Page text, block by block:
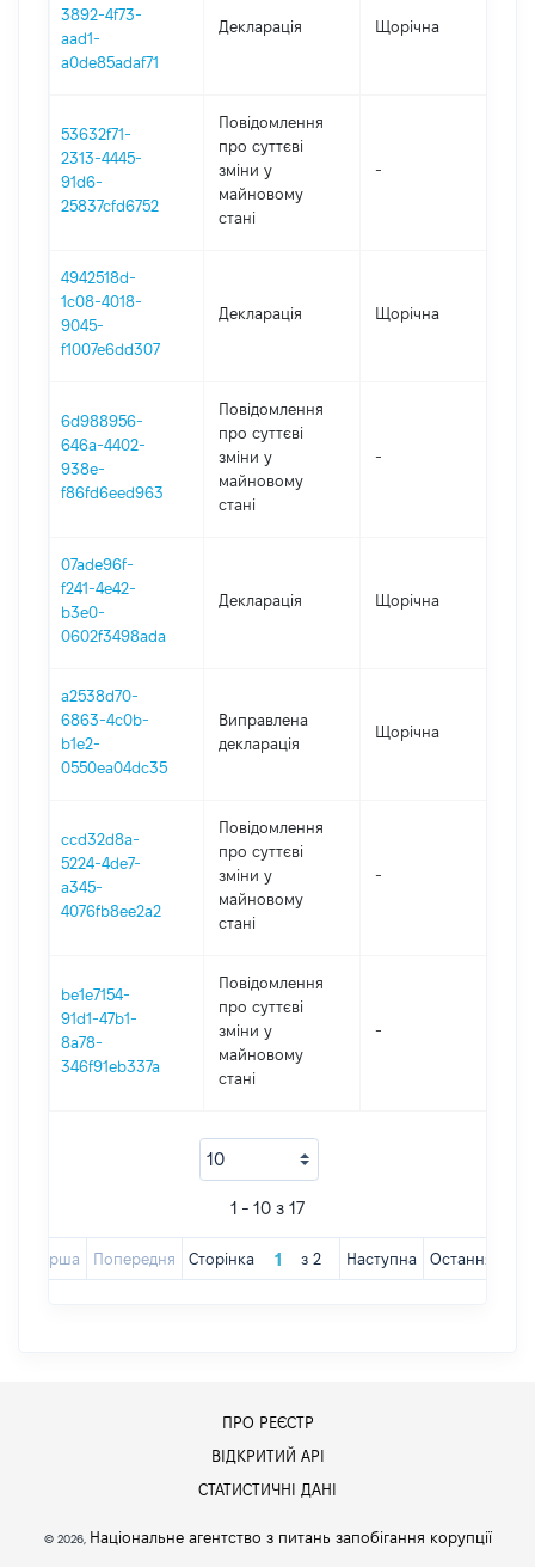
3892-4f73-
aad1-
a0de85adaf71
Декларація Щорічна
53632f71-
2313-4445-
91d6-
25837cfd6752
Повідомлення
про суттєві
зміни y
майновому
стані
-
4942518d-
1c08-4018-
9045-
f1007e6dd307
Декларація Щорічна
6d988956-
646a-4402-
938e-
f86fd6eed963
Повідомлення
про суттєві
зміни y
майновому
стані
-
07ade96f-
f241-4e42-
b3e0-
0602f3498ada
Декларація Щорічна
a2538d70-
6863-4c0b-
b1e2-
0550ea04dc35
Виправлена
декларація
Щорічна
ccd32d8a-
5224-4de7-
a345-
4076fb8ee2a2
Повідомлення
про суттєві
зміни y
майновому
стані
-
be1e7154-
91d1-47b1-
8a78-
346f91eb337a
Повідомлення
про суттєві
зміни y
майновому
стані
-
1 - 10 з 17
Перша Попередня Сторінка з 2 Наступна Остання
ПРО РЕЄСТР
ВІДКРИТИЙ АРІ
СТАТИСТИЧНІ ДАНІ
© 2026, Національне агентство з питань запобігання корупції